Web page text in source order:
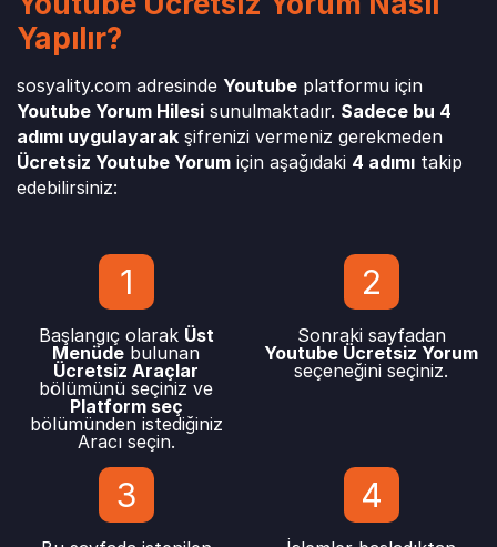
Yapılır?
sosyality.com adresinde Youtube platformu için
Youtube Yorum Hilesi sunulmaktadır. Sadece bu 4
adımı uygulayarak şifrenizi vermeniz gerekmeden
Ücretsiz Youtube Yorum için aşağıdaki 4 adımı takip
edebilirsiniz:
1
Başlangıç olarak Üst
Menüde bulunan
Ücretsiz Araçlar
bölümünü seçiniz ve
Platform seç
bölümünden istediğiniz
Aracı seçin.
2
Sonraki sayfadan
Youtube Ücretsiz Yorum
seçeneğini seçiniz.
3 4